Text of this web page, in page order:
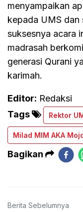
menyampaikan
kepada UMS dan
suksesnya acara
madrasah
generasi Qurani
karimah.
Editor: Redaksi
Tags
Rektor
Milad MIM AKA
Bagikan
Berita Sebelumnya